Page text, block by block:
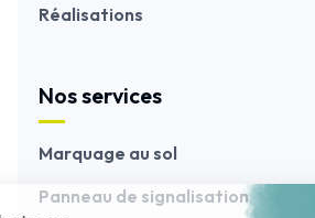
Réalisations
Nos services
Marquage au sol
Panneau de signalisation